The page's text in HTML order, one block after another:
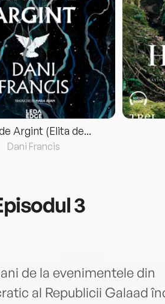
Argint (Elita de...
Dani Francis
3
de la evenimentele din
al Republicii Galaad